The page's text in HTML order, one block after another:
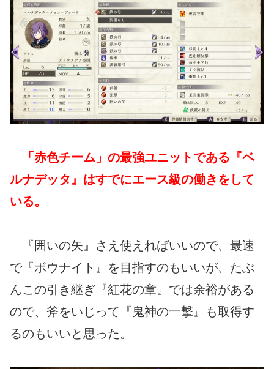
「赤色チーム」の最強ユニットである『ベ
ルナデッタ』はすでにエース級の働きをして
いる。
『囲いの矢』さえ使えればいいので、最速
で『ボウナイト』を目指すのもいいが、たぶ
んこの引き継ぎ『紅花の章』では余裕がある
ので、斧をいじって『鬼神の一撃』も取得す
るのもいいと思った。